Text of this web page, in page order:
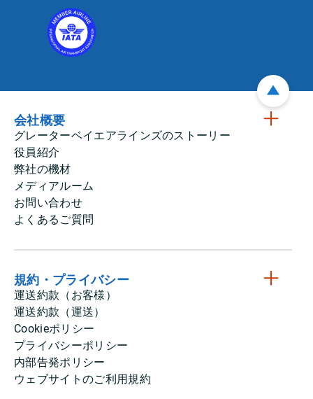
会社概要
グレーターベイエアラインズのストーリー
役員紹介
弊社の機材
メディアルーム
お問い合わせ
よくあるご質問
規約・プライバシー
運送約款（お客様）
運送約款（運送）
Cookieポリシー
プライバシーポリシー
内部告発ポリシー
ウェブサイトのご利用規約